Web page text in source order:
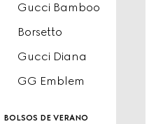
Gucci Bamboo
Borsetto
Gucci Diana
GG Emblem
bolsos de verano